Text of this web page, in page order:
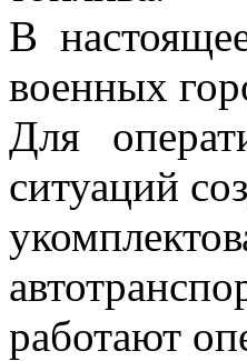
В
военных
Для
ситуаций
работают